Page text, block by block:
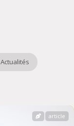
Actualités
article